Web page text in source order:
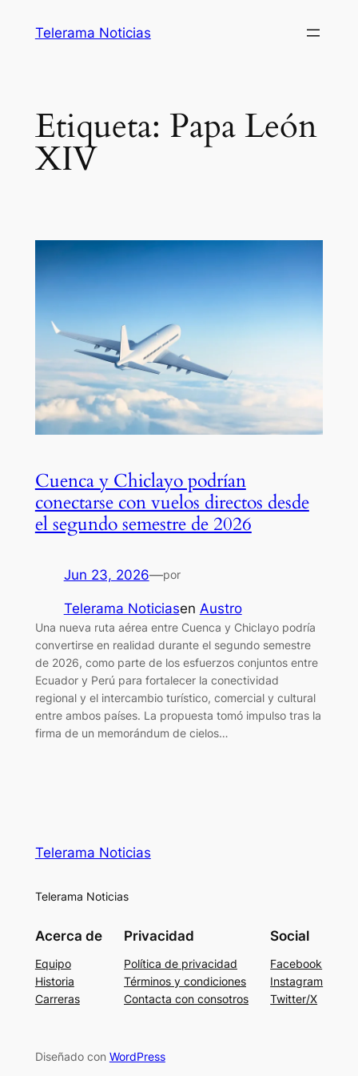
Telerama Noticias
Etiqueta: Papa León
XIV
Cuenca y Chiclayo podrían
conectarse con vuelos directos desde
el segundo semestre de 2026
Jun 23, 2026—por
Telerama Noticiasen Austro
Una nueva ruta aérea entre Cuenca y Chiclayo podría
convertirse en realidad durante el segundo semestre
de 2026, como parte de los esfuerzos conjuntos entre
Ecuador y Perú para fortalecer la conectividad
regional y el intercambio turístico, comercial y cultural
entre ambos países. La propuesta tomó impulso tras la
firma de un memorándum de cielos…
Telerama Noticias
Telerama Noticias
Acerca de
Equipo
Historia
Carreras
Privacidad
Política de privacidad
Términos y condiciones
Contacta con consotros
Social
Facebook
Instagram
Twitter/X
Diseñado con WordPress